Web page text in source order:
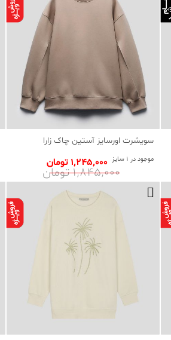
سویشرت اورسایز آستین چاک زارا
موجود در 1 سایز
1٬845٬000 تومان
1٬245٬000 تومان